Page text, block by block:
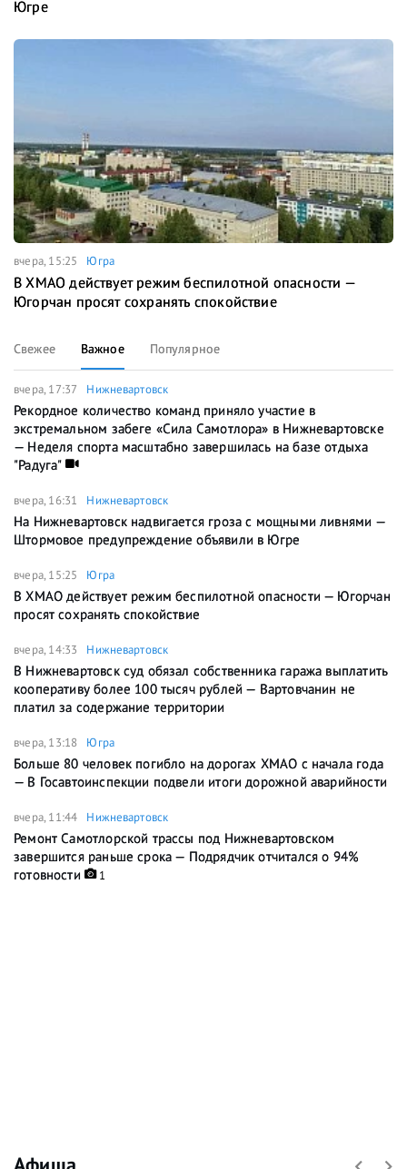
Югре
вчера, 15:25 Югра
В ХМАО действует режим беспилотной опасности —
Югорчан просят сохранять спокойствие
Свежее Важное Популярное
вчера, 17:37 Нижневартовск
Рекордное количество команд приняло участие в
экстремальном забеге «Сила Самотлора» в Нижневартовске
— Неделя спорта масштабно завершилась на базе отдыха
"Радуга"
вчера, 16:31 Нижневартовск
На Нижневартовск надвигается гроза с мощными ливнями —
Штормовое предупреждение объявили в Югре
вчера, 15:25 Югра
В ХМАО действует режим беспилотной опасности — Югорчан
просят сохранять спокойствие
вчера, 14:33 Нижневартовск
В Нижневартовск суд обязал собственника гаража выплатить
кооперативу более 100 тысяч рублей — Вартовчанин не
платил за содержание территории
вчера, 13:18 Югра
Больше 80 человек погибло на дорогах ХМАО с начала года
— В Госавтоинспекции подвели итоги дорожной аварийности
вчера, 11:44 Нижневартовск
Ремонт Самотлорской трассы под Нижневартовском
завершится раньше срока — Подрядчик отчитался о 94%
готовности
1